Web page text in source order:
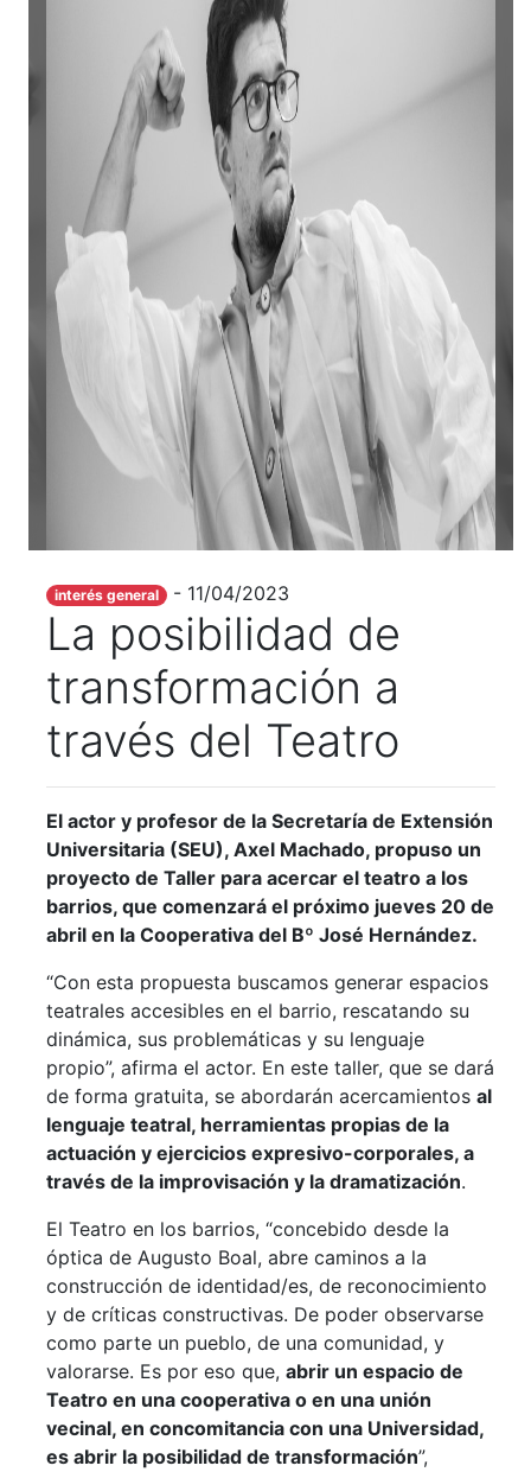
interés general - 11/04/2023
La posibilidad de
transformación a
través del Teatro
El actor y profesor de la Secretaría de Extensión
Universitaria (SEU), Axel Machado, propuso un
proyecto de Taller para acercar el teatro a los
barrios, que comenzará el próximo jueves 20 de
abril en la Cooperativa del Bº José Hernández.
“Con esta propuesta buscamos generar espacios
teatrales accesibles en el barrio, rescatando su
dinámica, sus problemáticas y su lenguaje
propio”, afirma el actor. En este taller, que se dará
de forma gratuita, se abordarán acercamientos al
lenguaje teatral, herramientas propias de la
actuación y ejercicios expresivo-corporales, a
través de la improvisación y la dramatización.
El Teatro en los barrios, “concebido desde la
óptica de Augusto Boal, abre caminos a la
construcción de identidad/es, de reconocimiento
y de críticas constructivas. De poder observarse
como parte un pueblo, de una comunidad, y
valorarse. Es por eso que, abrir un espacio de
Teatro en una cooperativa o en una unión
vecinal, en concomitancia con una Universidad,
es abrir la posibilidad de transformación”,